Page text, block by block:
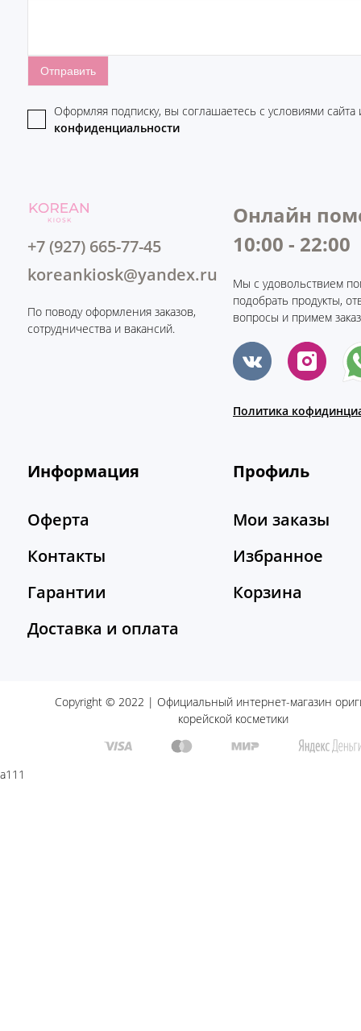
Оформляя подписку, вы соглашаетесь c условиями
конфиденциальности
+7 (927) 665-77-45
koreankiosk@yandex.ru
По поводу оформления заказов,
сотрудничества и вакансий.
Онлайн
10:00 - 22:00
Мы с удовольствием
подобрать продукты,
вопросы и примем
Политика
Информация
Оферта
Контакты
Гарантии
Доставка и оплата
Профиль
Мои заказы
Избранное
Корзина
Copyright © 2022 | Официальный интернет-магазин
корейской косметики
a111